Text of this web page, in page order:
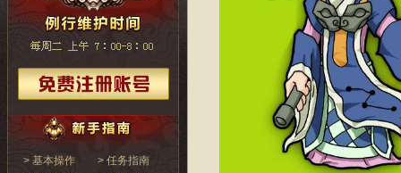
> 基本操作
> 任务指南